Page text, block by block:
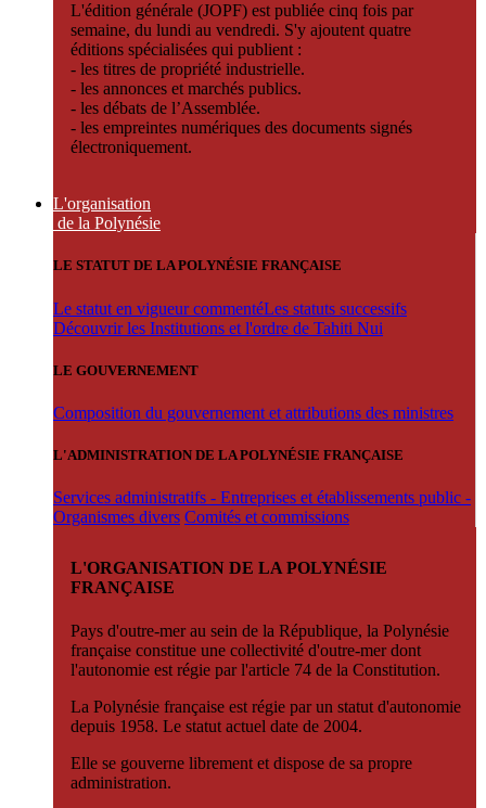
L'édition générale (JOPF) est publiée cinq fois par
semaine, du lundi au vendredi. S'y ajoutent quatre
éditions spécialisées qui publient :
- les titres de propriété industrielle.
- les annonces et marchés publics.
- les débats de l’Assemblée.
- les empreintes numériques des documents signés
électroniquement.
L'organisation
de la Polynésie
LE STATUT DE LA POLYNÉSIE FRANÇAISE
Le statut en vigueur commentéLes statuts successifs
Découvrir les Institutions et l'ordre de Tahiti Nui
LE GOUVERNEMENT
Composition du gouvernement et attributions des ministres
L'ADMINISTRATION DE LA POLYNÉSIE FRANÇAISE
Services administratifs - Entreprises et établissements public -
Organismes divers Comités et commissions
L'ORGANISATION DE LA POLYNÉSIE
FRANÇAISE
Pays d'outre-mer au sein de la République, la Polynésie
française constitue une collectivité d'outre-mer dont
l'autonomie est régie par l'article 74 de la Constitution.
La Polynésie française est régie par un statut d'autonomie
depuis 1958. Le statut actuel date de 2004.
Elle se gouverne librement et dispose de sa propre
administration.